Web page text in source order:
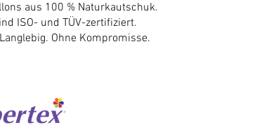
aus 100 % Naturkautschuk.
ISO- und TÜV-zertifiziert.
Ohne Kompromisse.